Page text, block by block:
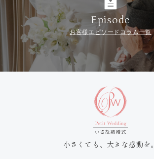
Episode
お客様エピソードコラム一覧
小さくても、大きな感動を。